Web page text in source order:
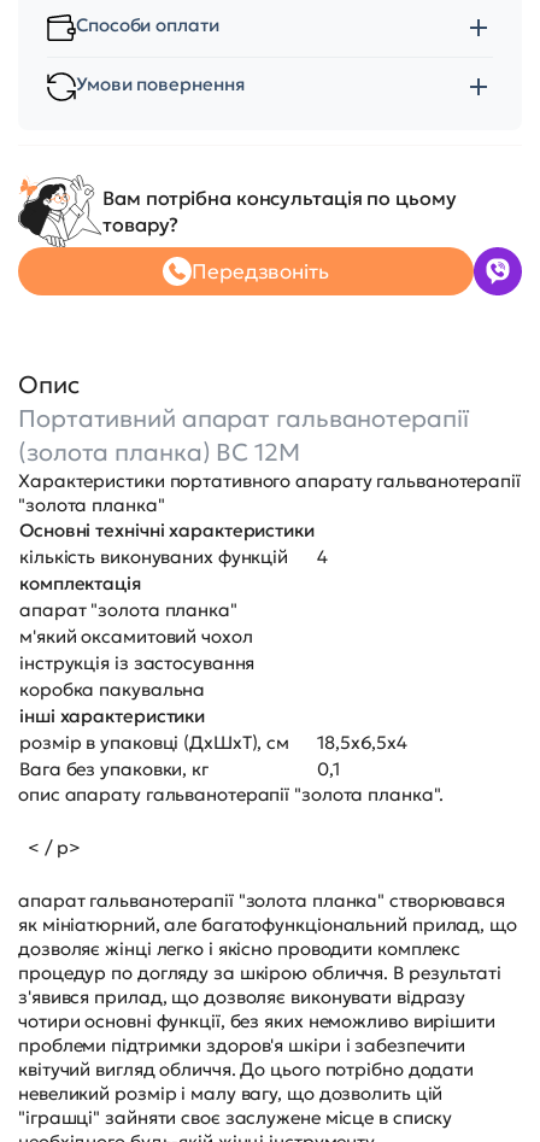
Способи оплати
Умови повернення
Вам потрібна консультація по цьому
товару?
Передзвоніть
Опис
Портативний апарат гальванотерапії
(золота планка) BC 12M
Характеристики портативного апарату гальванотерапії
"золота планка"
Основні технічні характеристики
кількість виконуваних функцій
4
комплектація
апарат "золота планка"
м'який оксамитовий чохол
інструкція із застосування
коробка пакувальна
інші характеристики
розмір в упаковці (ДхШхТ), см
18,5х6,5х4
Вага без упаковки, кг
0,1
опис апарату гальванотерапії "золота планка".
< / p>
апарат гальванотерапії "золота планка" створювався
як мініатюрний, але багатофункціональний прилад, що
дозволяє жінці легко і якісно проводити комплекс
процедур по догляду за шкірою обличчя. В результаті
з'явився прилад, що дозволяє виконувати відразу
чотири основні функції, без яких неможливо вирішити
проблеми підтримки здоров'я шкіри і забезпечити
квітучий вигляд обличчя. До цього потрібно додати
невеликий розмір і малу вагу, що дозволить цій
"іграшці" зайняти своє заслужене місце в списку